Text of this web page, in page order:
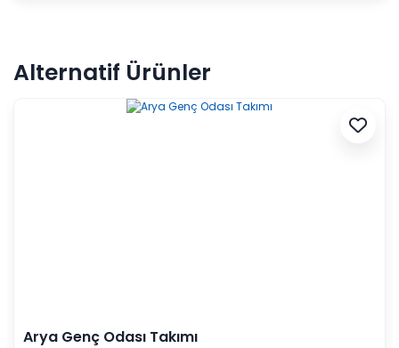
Alternatif Ürünler
Arya Genç Odası Takımı